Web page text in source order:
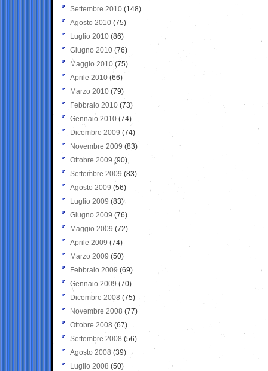
Settembre 2010 (148)
Agosto 2010 (75)
Luglio 2010 (86)
Giugno 2010 (76)
Maggio 2010 (75)
Aprile 2010 (66)
Marzo 2010 (79)
Febbraio 2010 (73)
Gennaio 2010 (74)
Dicembre 2009 (74)
Novembre 2009 (83)
Ottobre 2009 (90)
Settembre 2009 (83)
Agosto 2009 (56)
Luglio 2009 (83)
Giugno 2009 (76)
Maggio 2009 (72)
Aprile 2009 (74)
Marzo 2009 (50)
Febbraio 2009 (69)
Gennaio 2009 (70)
Dicembre 2008 (75)
Novembre 2008 (77)
Ottobre 2008 (67)
Settembre 2008 (56)
Agosto 2008 (39)
Luglio 2008 (50)